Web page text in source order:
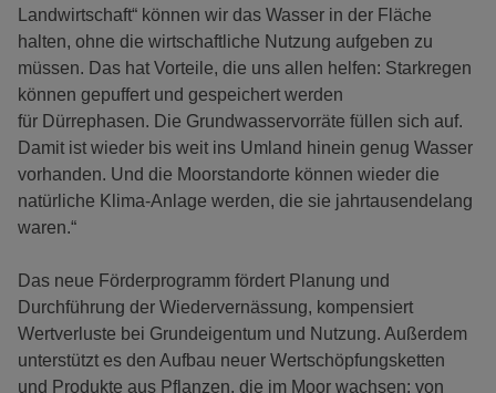
Landwirtschaft“ können wir das Wasser in der Fläche
halten, ohne die wirtschaftliche Nutzung aufgeben zu
müssen. Das hat Vorteile, die uns allen helfen: Starkregen
können gepuffert und gespeichert werden
für Dürrephasen. Die Grundwasservorräte füllen sich auf.
Damit ist wieder bis weit ins Umland hinein genug Wasser
vorhanden. Und die Moorstandorte können wieder die
natürliche Klima-Anlage werden, die sie jahrtausendelang
waren.“
Das neue Förderprogramm fördert Planung und
Durchführung der Wiedervernässung, kompensiert
Wertverluste bei Grundeigentum und Nutzung. Außerdem
unterstützt es den Aufbau neuer Wertschöpfungsketten
und Produkte aus Pflanzen, die im Moor wachsen: von